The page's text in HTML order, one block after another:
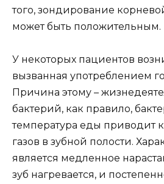
того, зондирование
может быть положительным.
У некоторых пациентов
вызванная употреблением
Причина этому –
бактерий, как правило,
температура еды приводит
газов в зубной полости.
является медленное
зуб нагревается, и